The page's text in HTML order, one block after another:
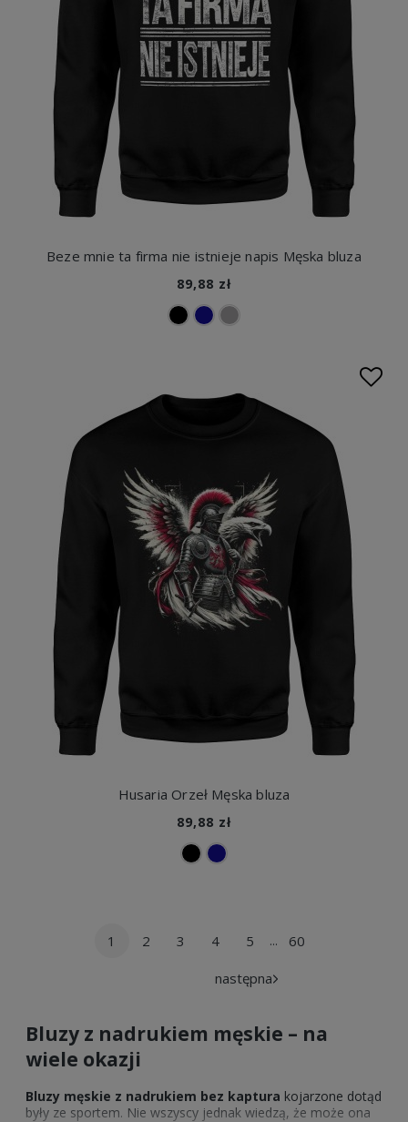
Beze mnie ta firma nie istnieje napis Męska bluza
89,88 zł
Husaria Orzeł Męska bluza
89,88 zł
1 2 3 4 5 ... 60
następna
Bluzy z nadrukiem męskie – na
wiele okazji
Bluzy męskie z nadrukiem bez kaptura kojarzone dotąd
były ze sportem. Nie wszyscy jednak wiedzą, że może ona